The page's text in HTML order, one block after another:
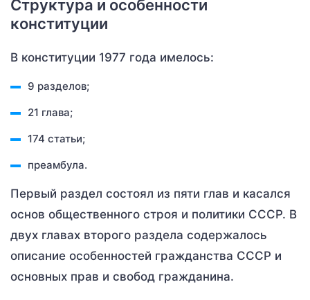
Структура и особенности
конституции
В конституции 1977 года имелось:
9 разделов;
21 глава;
174 статьи;
преамбула.
Первый раздел состоял из пяти глав и касался
основ общественного строя и политики СССР. В
двух главах второго раздела содержалось
описание особенностей гражданства СССР и
основных прав и свобод гражданина.